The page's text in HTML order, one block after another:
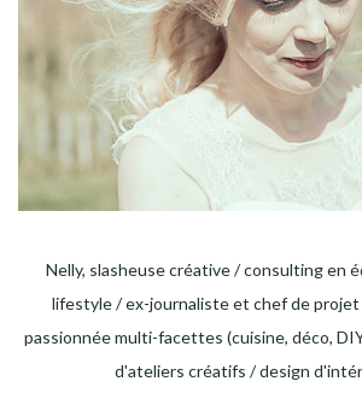
Nelly, slasheuse créative / consulting en
lifestyle / ex-journaliste et chef de
passionnée multi-facettes (cuisine, déco,
d'ateliers créatifs / design